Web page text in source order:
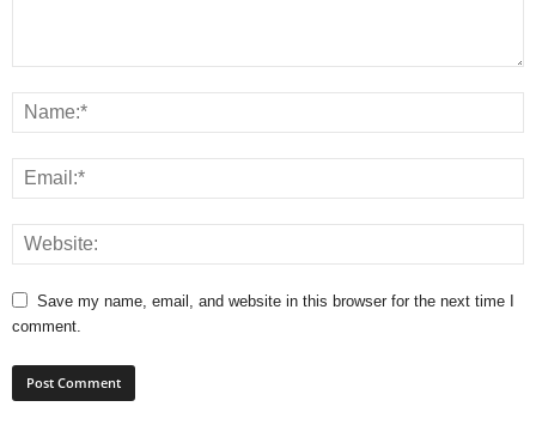
Save my name, email, and website in this browser for the next time I
comment.